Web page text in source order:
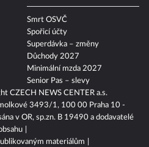
CZECH NEWS CENTER a.s.
3493/1, 100 00 Praha 10 -
v OR, sp.zn. B 19490 a dodavatelé
materiálům
Smrt OSVČ
Spořicí účty
Superdávka – změny
Důchody 2027
Minimální mzda 2027
Senior Pas – slevy